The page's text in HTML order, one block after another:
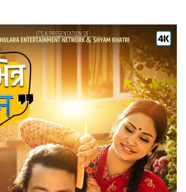
‘ईयुमा डट कम’ले बुधबारदेखि आफ्नो
औपचारिक सेवा सञ्चालनमा